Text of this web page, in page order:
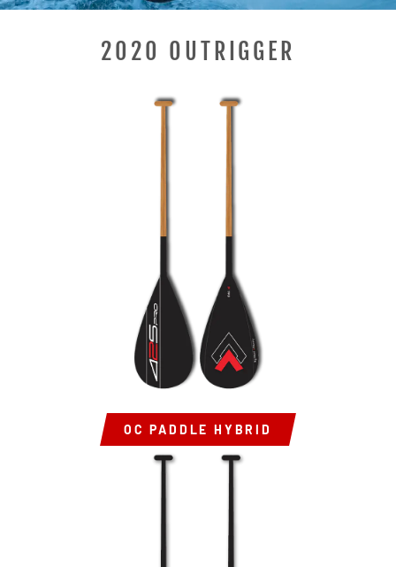
2020 OUTRIGGER
OC PADDLE HYBRID